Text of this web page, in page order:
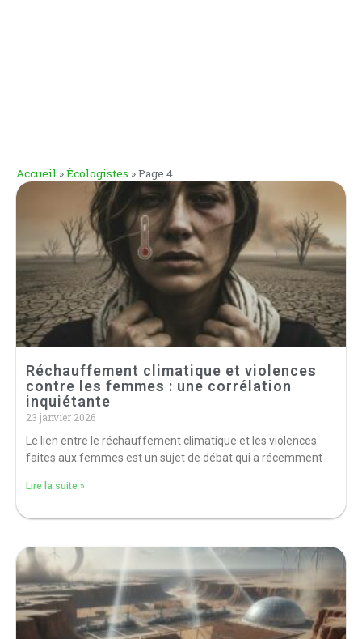
Accueil »Écologistes »Page 4
Réchauffement climatique et violences
contre les femmes : une corrélation
inquiétante
23 janvier 2026
Le lien entre le réchauffement climatique et les violences
faites aux femmes est un sujet de débat qui a récemment
Lire la suite »